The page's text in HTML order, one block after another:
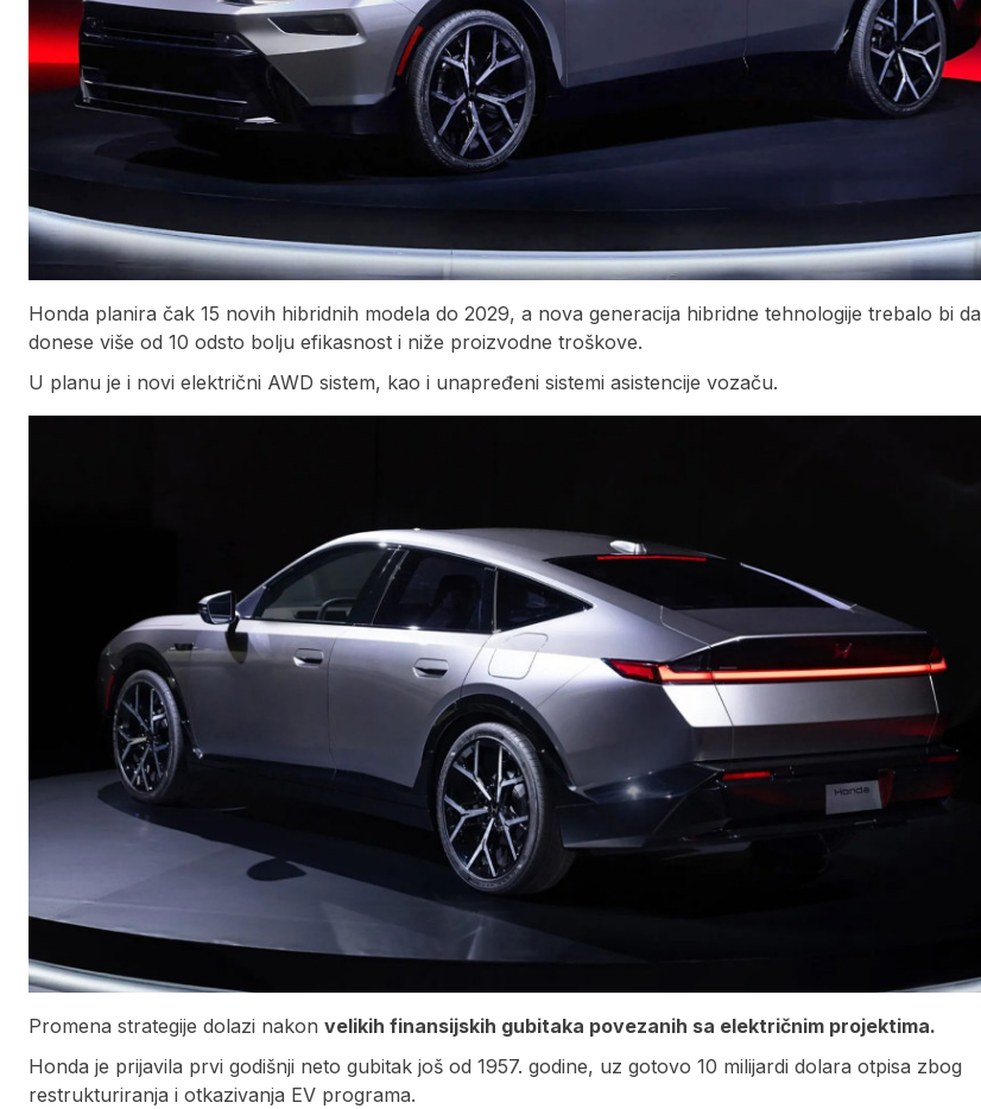
Honda planira čak 15 novih hibridnih modela do 2029, a nova generacija hibridne tehnologije trebalo bi da
donese više od 10 odsto bolju efikasnost i niže proizvodne troškove.
U planu je i novi električni AWD sistem, kao i unapređeni sistemi asistencije vozaču.
Promena strategije dolazi nakon velikih finansijskih gubitaka povezanih sa električnim projektima.
Honda je prijavila prvi godišnji neto gubitak još od 1957. godine, uz gotovo 10 milijardi dolara otpisa zbog
restrukturiranja i otkazivanja EV programa.